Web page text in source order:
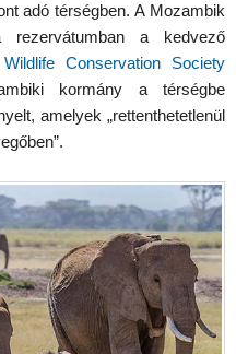
adó térségben. A Mozambik
a kedvező
Wildlife Conservation Society
kormány a térségbe
amelyek „rettenthetetlenül